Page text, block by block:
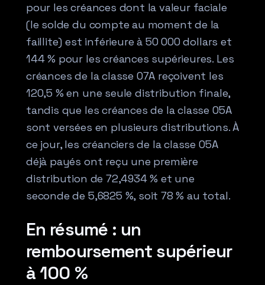
pour les créances dont la valeur faciale
(le solde du compte au moment de la
faillite) est inférieure à 50 000 dollars et
144 % pour les créances supérieures. Les
créances de la classe 07A reçoivent les
120,5 % en une seule distribution finale,
tandis que les créances de la classe 05A
sont versées en plusieurs distributions. À
ce jour, les créanciers de la classe 05A
déjà payés ont reçu une première
distribution de 72,4934 % et une
seconde de 5,6825 %, soit 78 % au total.
En résumé : un
remboursement supérieur
à 100 %